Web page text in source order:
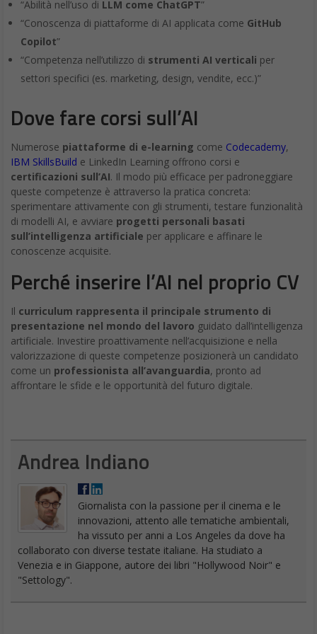
“Competenza nell’utilizzo distrumenti AI verticali
settori specifici (es. marketing, design, vendite, ecc.)”
Dove fare corsi sull’AI
IBM SkillsBuild
e LinkedIn Learning offrono corsi e
certificazioni sull’AI. Il modo più efficace per padroneggiare
queste competenze è attraverso la pratica concreta:
sperimentare attivamente con gli strumenti, testare funzionalità
di modelli AI, e avviareprogetti personali basati
sull’intelligenza artificialeper applicare e affinare le
conoscenze acquisite.
Perché inserire l’AI nel proprio CV
curriculum rappresenta il principale strumento di
presentazione nel mondo del lavoro
guidato dall’intelligenza
artificiale. Investire proattivamente nell’acquisizione e nella
valorizzazione di queste competenze posizionerà un candidato
come unprofessionista all’avanguardia, pronto ad
affrontare le sfide e le opportunità del futuro digitale.
Giornalista con la passione per il cinema e le
innovazioni, attento alle tematiche ambientali,
ha vissuto per anni a Los Angeles da dove ha
collaborato con diverse testate italiane. Ha studiato a
Venezia e in Giappone, autore dei libri "Hollywood Noir" e
"Settology".